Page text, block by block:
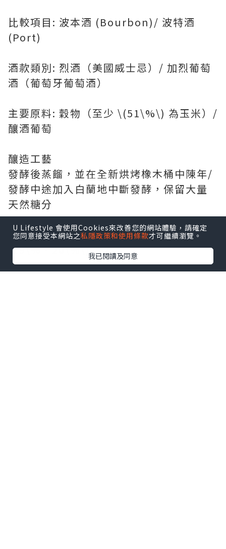
比較項目: 波本酒 (Bourbon)/ 波特酒
(Port)
酒款類別: 烈酒（美國威士忌）/ 加烈葡萄
酒（葡萄牙葡萄酒）
主要原料: 穀物（至少 \(51\%\) 為玉米）/
釀酒葡萄
釀造工藝
發酵後蒸餾，並在全新烘烤橡木桶中陳年/
發酵中途加入白蘭地中斷發酵，保留大量
天然糖分
酒精濃度通常在 \(40\%\) 以上/ 通常在 \
(19\% - 20\%\) 左右
U Lifestyle 會使用Cookies來改善您的網站體驗，請確定
您同意接受本網站之私隱政策和使用條款才可繼續瀏覽。
我已閱讀及同意